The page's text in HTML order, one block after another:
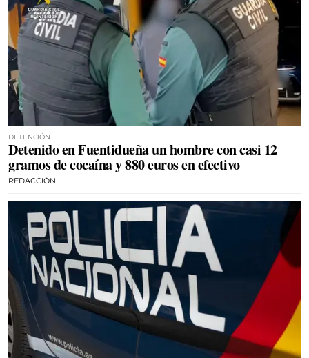
DETENCIÓN
Detenido en Fuentidueña un hombre con casi 12
gramos de cocaína y 880 euros en efectivo
REDACCIÓN